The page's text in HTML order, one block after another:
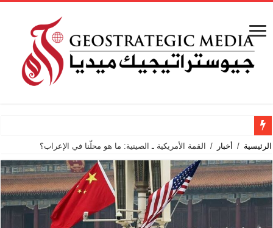
الرئيسية / أخبار / القمة الأمريكية ـ الصينية: ما هو محلّنا في الإعراب؟